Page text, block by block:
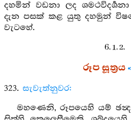
දහමින් වඩනා ලද
දැන පසක් කළ යුතු දහමුන්
වැටහේ.
6. 1. 2.
රූප සූත්‍රය
323. සැවැත්නුවර:
මහණෙනි, රූපයෙහි යම්